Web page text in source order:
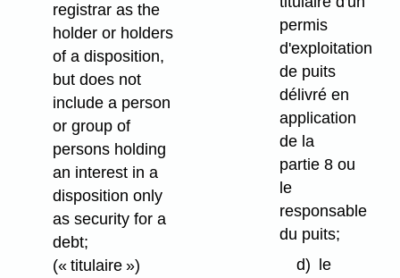
registrar as the
holder or holders
of a disposition,
but does not
include a person
or group of
persons holding
an interest in a
disposition only
as security for a
debt;
(« titulaire »)
permis
d'exploitation
de puits
délivré en
application
de la
partie 8 ou
le
responsable
du puits;
d)
le